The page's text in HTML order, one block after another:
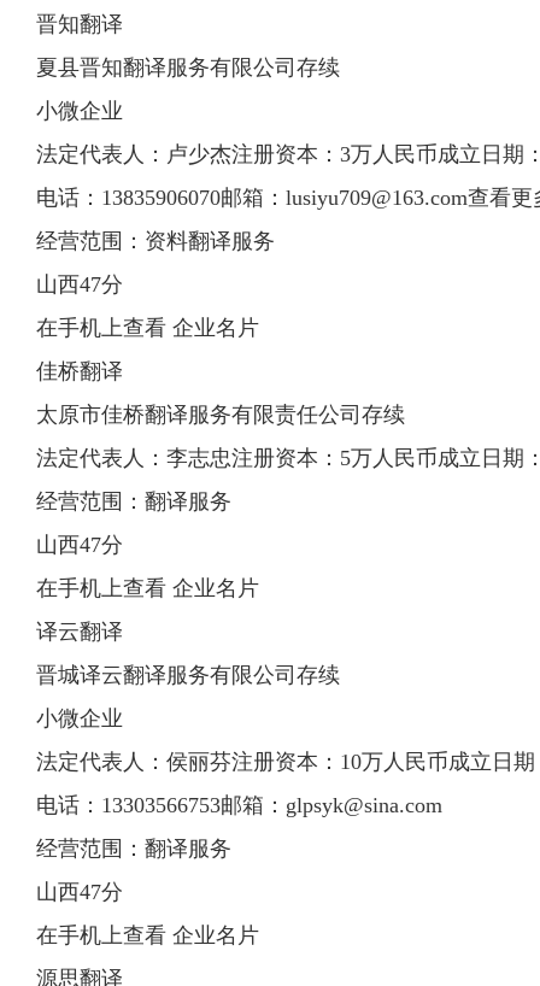
晋知翻译
夏县晋知翻译服务有限公司存续
小微企业
法定代表人：卢少杰注册资本：3万人民币成立日期
电话：13835906070邮箱： lusiyu709@163.com查看更
经营范围：资料翻译服务
山西47分
在手机上查看 企业名片
佳桥翻译
太原市佳桥翻译服务有限责任公司存续
法定代表人：李志忠注册资本：5万人民币成立日期
经营范围：翻译服务
山西47分
在手机上查看 企业名片
译云翻译
晋城译云翻译服务有限公司存续
小微企业
法定代表人：侯丽芬注册资本：10万人民币成立日期
电话：13303566753邮箱： glpsyk@sina.com
经营范围：翻译服务
山西47分
在手机上查看 企业名片
源思翻译